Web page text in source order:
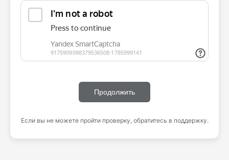
Продолжить
Если вы не можете пройти проверку, обратитесь в поддержку.